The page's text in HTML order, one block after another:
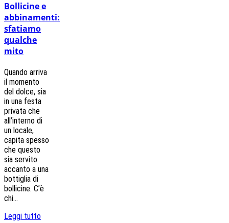
Bollicine e
abbinamenti:
sfatiamo
qualche
mito
Quando arriva
il momento
del dolce, sia
in una festa
privata che
all’interno di
un locale,
capita spesso
che questo
sia servito
accanto a una
bottiglia di
bollicine. C’è
chi...
Leggi tutto